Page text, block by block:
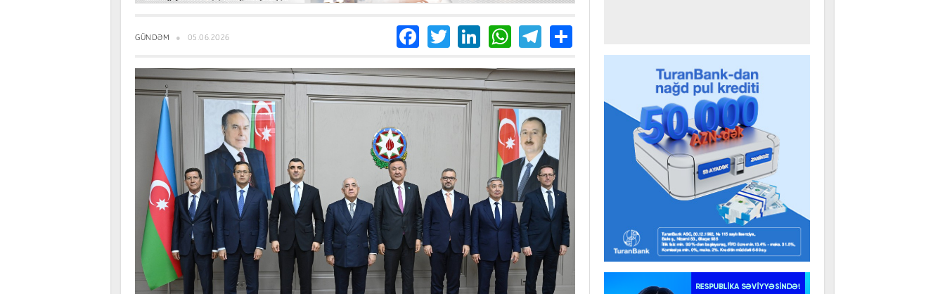
GÜNDƏM 05.06.2026 Facebook
TwitterLinkedIn
WhatsApp
Telegram
Share